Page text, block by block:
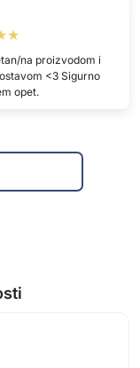
na proizvodom i
<3 Sigurno
opet.